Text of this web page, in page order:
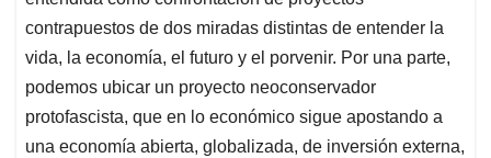
contrapuestos de dos miradas distintas de entender la
vida, la economía, el futuro y el porvenir. Por una parte,
podemos ubicar un proyecto neoconservador
protofascista, que en lo económico sigue apostando a
una economía abierta, globalizada, de inversión externa,